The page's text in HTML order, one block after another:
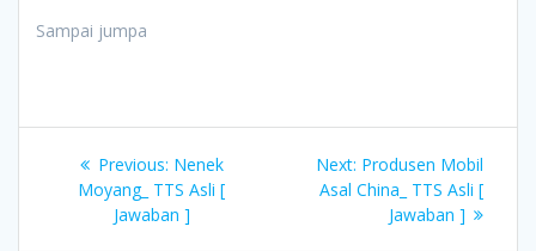
Sampai jumpa
Post
navigation
Previous: Previous
post:
Nenek
Moyang_ TTS Asli [
Jawaban ]
Next: Next
post:
Produsen Mobil
Asal China_ TTS Asli [
Jawaban ]